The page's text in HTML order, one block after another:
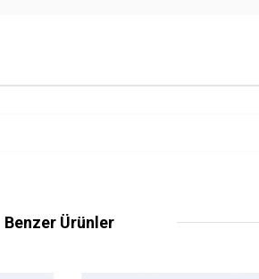
Benzer Ürünler